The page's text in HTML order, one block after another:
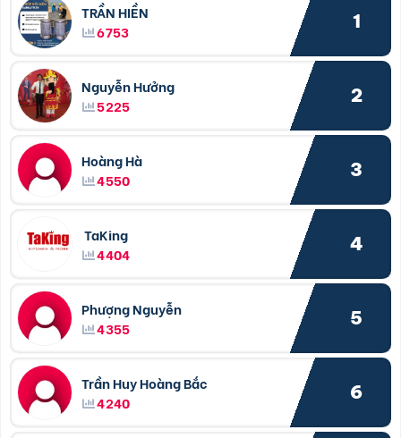
TRẦN HIỀN
6753
1
Nguyễn Hưởng
5225
2
Hoàng Hà
4550
3
TaKing
4404
4
Phượng Nguyễn
4355
5
Trần Huy Hoàng Bắc
4240
6